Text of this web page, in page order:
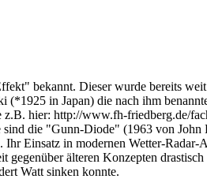
bekannt. Dieser wurde bereits
(*1925 in Japan) die nach ihm
hier: http://www.fh-friedberg.de/
die "Gunn-Diode" (1963 von John
Einsatz in modernen Wetter-Radar-
älteren Konzepten
Watt sinken konnte.